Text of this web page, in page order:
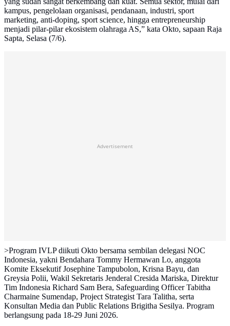
kampus, pengelolaan organisasi, pendanaan, industri, sport
marketing, anti-doping, sport science, hingga entrepreneurship
menjadi pilar-pilar ekosistem olahraga AS,” kata Okto, sapaan Raja
Sapta, Selasa (7/6).
Advertisement
>Program IVLP diikuti Okto bersama sembilan delegasi NOC
Indonesia, yakni Bendahara Tommy Hermawan Lo, anggota
Komite Eksekutif Josephine Tampubolon, Krisna Bayu, dan
Greysia Polii, Wakil Sekretaris Jenderal Cresida Mariska, Direktur
Tim Indonesia Richard Sam Bera, Safeguarding Officer Tabitha
Charmaine Sumendap, Project Strategist Tara Talitha, serta
Konsultan Media dan Public Relations Brigitha Sesilya. Program
berlangsung pada 18-29 Juni 2026.